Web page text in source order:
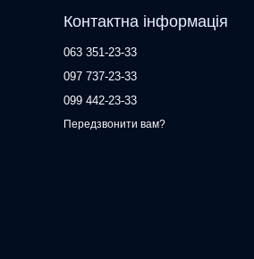
Контактна інформація
063 351-23-33
097 737-23-33
099 442-23-33
Передзвонити вам?